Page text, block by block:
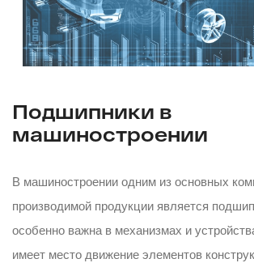
Подшипники в
машиностроении
В машиностроении одним из основных
производимой продукции является
особенно важна в механизмах и
имеет место движение элементов